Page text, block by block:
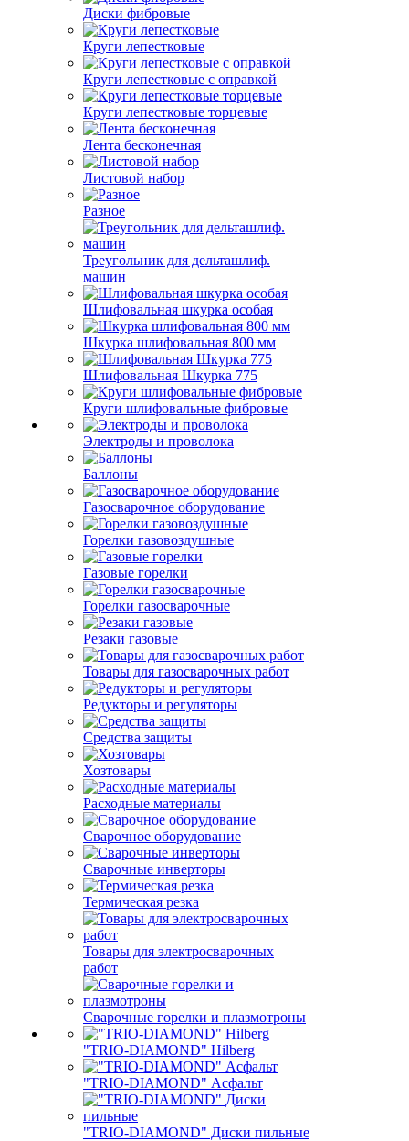
Диски фибровые
Круги лепестковые
Круги лепестковые с оправкой
Круги лепестковые торцевые
Лента бесконечная
Листовой набор
Разное
Треугольник для дельташлиф.
машин
Шлифовальная шкурка особая
Шкурка шлифовальная 800 мм
Шлифовальная Шкурка 775
Круги шлифовальные фибровые
Электроды и проволока
Баллоны
Газосварочное оборудование
Горелки газовоздушные
Газовые горелки
Горелки газосварочные
Резаки газовые
Товары для газосварочных работ
Редукторы и регуляторы
Средства защиты
Хозтовары
Расходные материалы
Сварочное оборудование
Сварочные инверторы
Термическая резка
Товары для электросварочных
работ
Сварочные горелки и плазмотроны
"TRIO-DIAMOND" Hilberg
"TRIO-DIAMOND" Асфальт
"TRIO-DIAMOND" Диски пильные